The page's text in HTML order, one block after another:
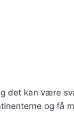
det kan være
og få